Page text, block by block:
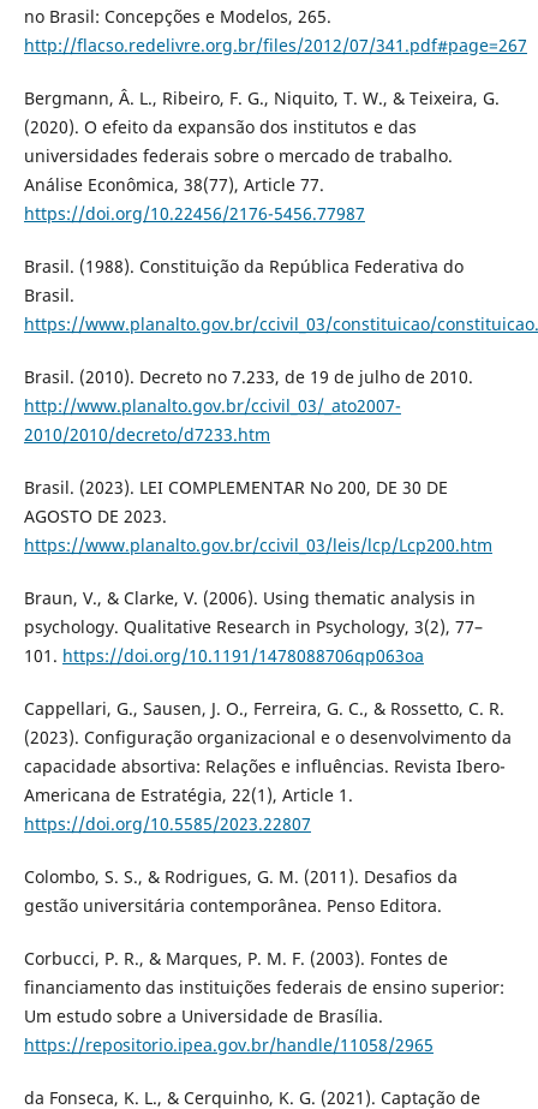
no Brasil: Concepções e Modelos, 265.
http://flacso.redelivre.org.br/files/2012/07/341.pdf#page=267
Bergmann, Â. L., Ribeiro, F. G., Niquito, T. W., & Teixeira, G.
(2020). O efeito da expansão dos institutos e das
universidades federais sobre o mercado de trabalho.
Análise Econômica, 38(77), Article 77.
https://doi.org/10.22456/2176-5456.77987
Brasil. (1988). Constituição da República Federativa do
Brasil.
https://www.planalto.gov.br/ccivil_03/constituicao/
Brasil. (2010). Decreto no 7.233, de 19 de julho de 2010.
http://www.planalto.gov.br/ccivil_03/_ato2007-
2010/2010/decreto/d7233.htm
Brasil. (2023). LEI COMPLEMENTAR No 200, DE 30 DE
AGOSTO DE 2023.
https://www.planalto.gov.br/ccivil_03/leis/lcp/Lcp200.htm
Braun, V., & Clarke, V. (2006). Using thematic analysis in
psychology. Qualitative Research in Psychology, 3(2), 77–
101. https://doi.org/10.1191/1478088706qp063oa
Cappellari, G., Sausen, J. O., Ferreira, G. C., & Rossetto, C. R.
(2023). Configuração organizacional e o desenvolvimento da
capacidade absortiva: Relações e influências. Revista Ibero-
Americana de Estratégia, 22(1), Article 1.
https://doi.org/10.5585/2023.22807
Colombo, S. S., & Rodrigues, G. M. (2011). Desafios da
gestão universitária contemporânea. Penso Editora.
Corbucci, P. R., & Marques, P. M. F. (2003). Fontes de
financiamento das instituições federais de ensino superior:
Um estudo sobre a Universidade de Brasília.
https://repositorio.ipea.gov.br/handle/11058/2965
da Fonseca, K. L., & Cerquinho, K. G. (2021). Captação de